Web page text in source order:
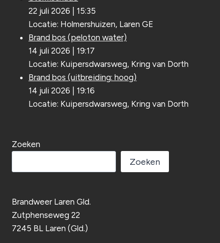
22 juli 2026
15:35
Locatie: Holmershuizen, Laren GE
Brand bos (peloton water)
14 juli 2026
19:17
Locatie: Kuipersdwarsweg, Kring van Dorth
Brand bos (uitbreiding: hoog)
14 juli 2026
19:16
Locatie: Kuipersdwarsweg, Kring van Dorth
Zoeken
Zoeken
Brandweer Laren Gld.
Zutphenseweg 22
7245 BL Laren (Gld.)